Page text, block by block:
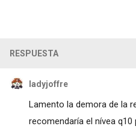
RESPUESTA
ladyjoffre
Lamento la demora de la
recomendaría el nívea